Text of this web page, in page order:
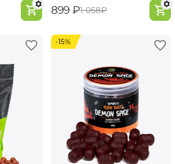
‍899‍ ₽‍1 058‍₽
-15%